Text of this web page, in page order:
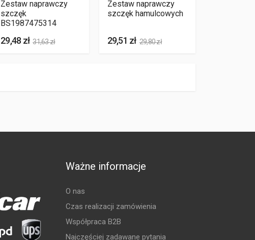
Zestaw naprawczy
szczęk
BS1987475314
29,48 zł 31,63 zł
Zestaw naprawczy
szczęk hamulcowych
29,51 zł 29,80 zł
Ważne informacje
O nas
Czas realizacji zamówienia
Współpraca B2B
Najczęściej zadawane pytania